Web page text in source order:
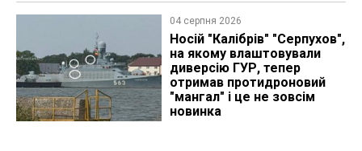
04 серпня 2026
Носій "Калібрів" "Серпухов",
на якому влаштовували
диверсію ГУР, тепер
отримав протидроновий
"мангал" і це не зовсім
новинка